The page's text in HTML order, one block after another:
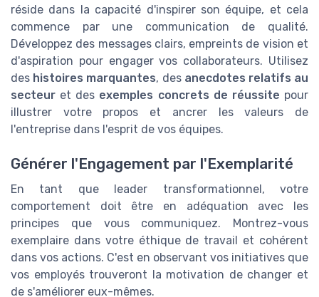
réside dans la capacité d'inspirer son équipe, et cela
commence par une communication de qualité.
Développez des messages clairs, empreints de vision et
d'aspiration pour engager vos collaborateurs. Utilisez
des histoires marquantes, des anecdotes relatifs au
secteur et des exemples concrets de réussite pour
illustrer votre propos et ancrer les valeurs de
l'entreprise dans l'esprit de vos équipes.
Générer l'Engagement par l'Exemplarité
En tant que leader transformationnel, votre
comportement doit être en adéquation avec les
principes que vous communiquez. Montrez-vous
exemplaire dans votre éthique de travail et cohérent
dans vos actions. C'est en observant vos initiatives que
vos employés trouveront la motivation de changer et
de s'améliorer eux-mêmes.